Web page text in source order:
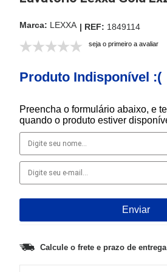
LEXXA 1849114
seja o primeiro a avaliar
Produto Indisponível :(
Preencha o formulário abaixo, e
quando o produto estiver
Calcule o frete e prazo de entrega